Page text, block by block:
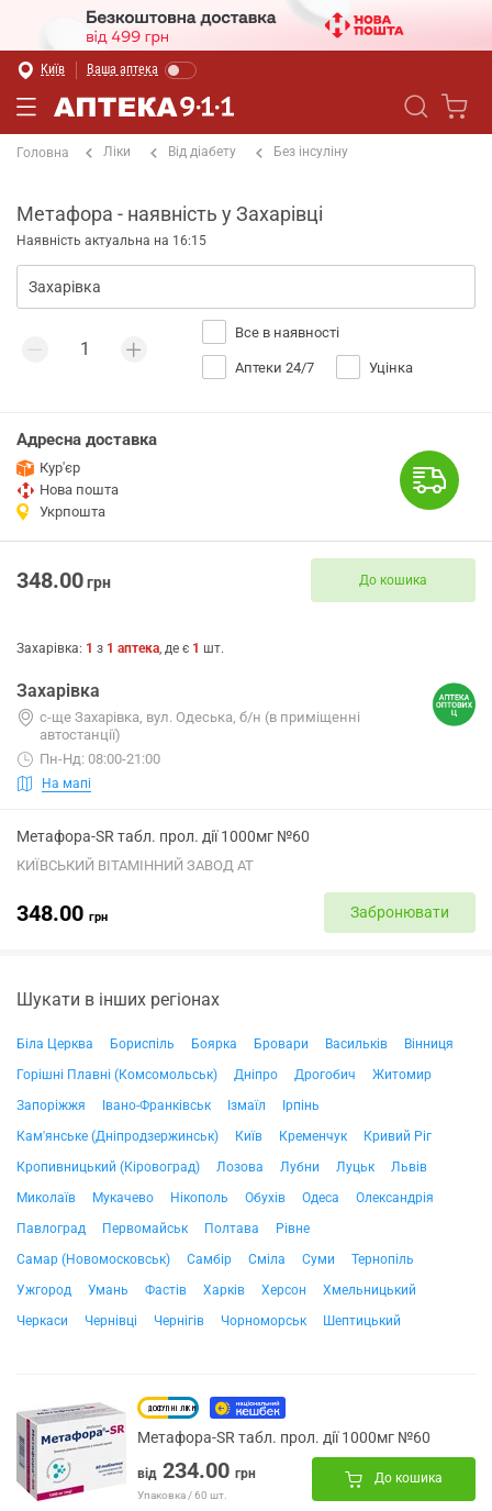
Київ Ваша аптека
Головна Ліки Від діабету Без інсуліну
Метафора - наявність у Захарівці
Наявність актуальна на 16:15
Все в наявності
Аптеки 24/7 Уцінка
Адресна доставка
Кур'єр
Нова пошта
Укрпошта
348.00грн До кошика
Захарівка: 1 з 1 аптека, де є 1 шт.
Захарівка
с-ще Захарівка, вул. Одеська, б/н (в приміщенні
автостанції)
Пн-Нд: 08:00-21:00
На мапі
Метафора-SR табл. прол. дії 1000мг №60
КИЇВСЬКИЙ ВІТАМІННИЙ ЗАВОД АТ
348.00 грн Забронювати
Шукати в інших регіонах
Біла Церква Бориспіль Боярка Бровари Васильків
Вінниця
Горішні Плавні (Комсомольськ)
Дніпро Дрогобич
Житомир
Запоріжжя
Івано-Франківськ Ізмаїл
Ірпінь
Кам'янське (Дніпродзержинськ)
Київ Кременчук
Кривий Ріг
Кропивницький (Кіровоград)
Лозова Лубни Луцьк
Львів
Миколаїв
Мукачево Нікополь Обухів Одеса
Олександрія
Павлоград
Первомайськ Полтава
Рівне
Самар (Новомосковськ)
Самбір Сміла Суми
Тернопіль
Ужгород
Умань Фастів Харків Херсон
Хмельницький
Черкаси
Чернівці Чернігів Чорноморськ Шептицький
Метафора-SR табл. прол. дії 1000мг №60
від 234.00 грн
Упаковка / 60 шт.
До кошика